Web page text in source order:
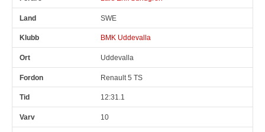
SWE
BMK Uddevalla
Uddevalla
Renault 5 TS
12:31.1
10